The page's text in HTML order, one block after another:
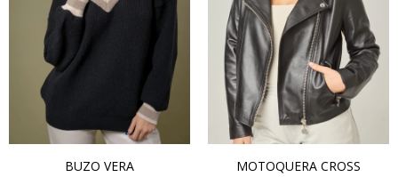
BUZO VERA MOTOQUERA CROSS